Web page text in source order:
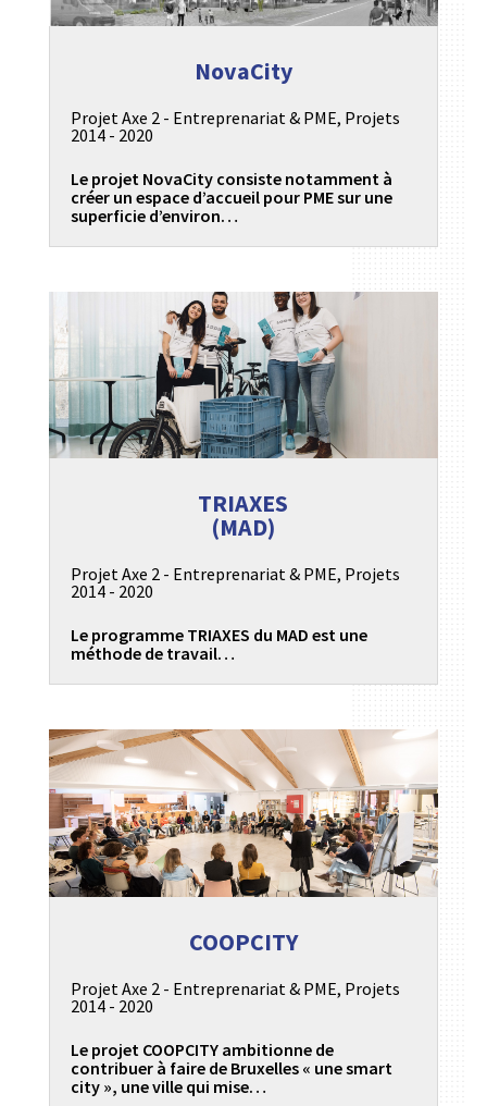
NovaCity
Projet Axe 2 - Entreprenariat & PME, Projets
2014 - 2020
Le projet NovaCity consiste notamment à
créer un espace d’accueil pour PME sur une
superficie d’environ…
TRIAXES
(MAD)
Projet Axe 2 - Entreprenariat & PME, Projets
2014 - 2020
Le programme TRIAXES du MAD est une
méthode de travail…
COOPCITY
Projet Axe 2 - Entreprenariat & PME, Projets
2014 - 2020
Le projet COOPCITY ambitionne de
contribuer à faire de Bruxelles « une smart
city », une ville qui mise…